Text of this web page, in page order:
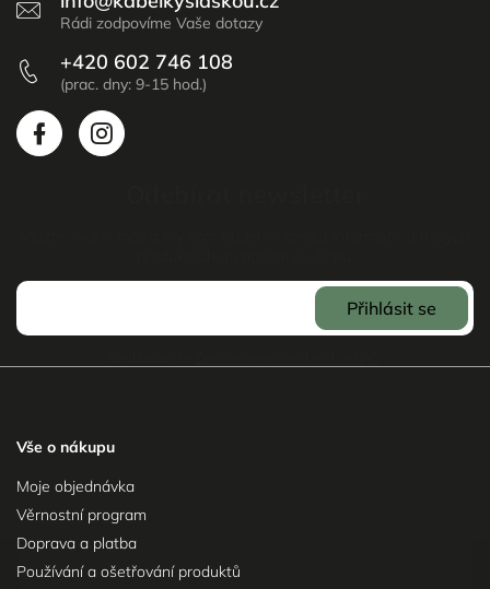
+420 602 746 108
Přihlásit se
Vše o nákupu
Moje objednávka
Věrnostní program
Doprava a platba
Používání a ošetřování produktů